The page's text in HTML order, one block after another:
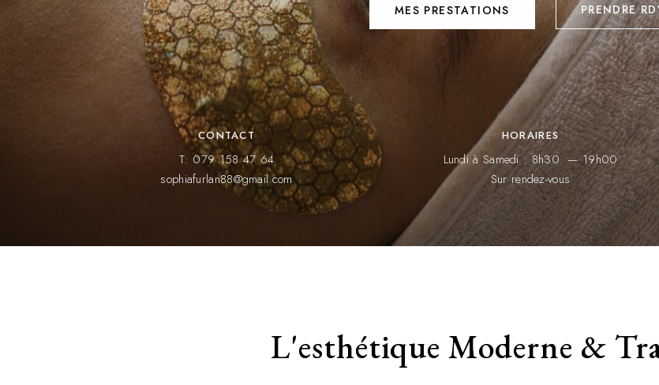
MES PRESTATIONS PRENDRE
CONTACT
T: 079 158 47 64
sophiafurlan88@gmail.com
HORAIRES
Lundi à Samedi : 8h30 — 19h00
Sur rendez-vous
L'esthétique Moderne &